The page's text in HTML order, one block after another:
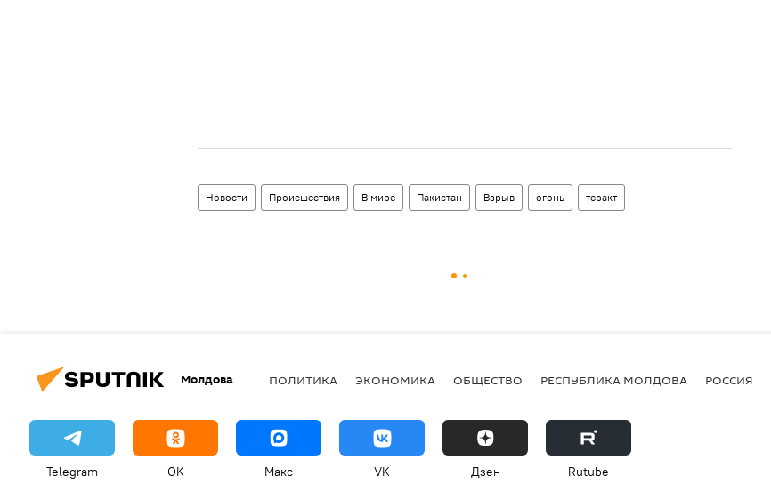
Новости Происшествия В мире Пакистан Взрыв огонь теракт
Молдова ПОЛИТИКА ЭКОНОМИКА ОБЩЕСТВО РЕСПУБЛИКА МОЛДОВА РОССИЯ
Telegram OK Макс VK Дзен Rutube